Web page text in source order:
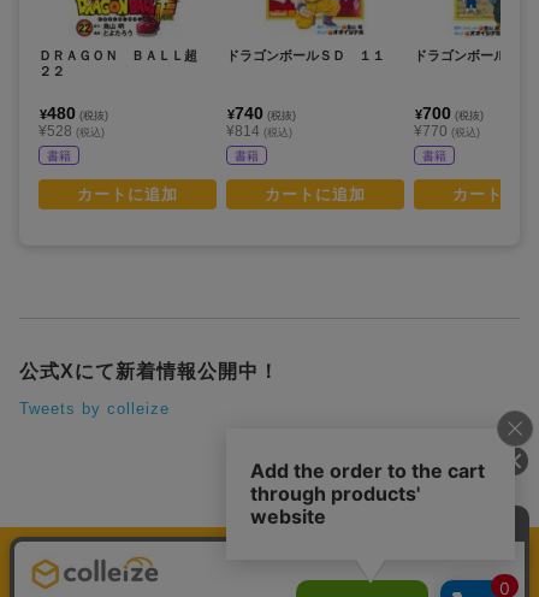
ＤＲＡＧＯＮ ＢＡＬＬ超
２２
¥480 (税抜)
¥528 (税込)
書籍
カートに追加
ドラゴンボールＳＤ １１
¥740 (税抜)
¥814 (税込)
書籍
カートに追加
ドラゴンボールＳ
¥700 (税抜)
¥770 (税込)
書籍
カートに
公式Xにて新着情報公開中！
Tweets by colleize
運営会社 個人情報保護方針
colleize Pay利用規約